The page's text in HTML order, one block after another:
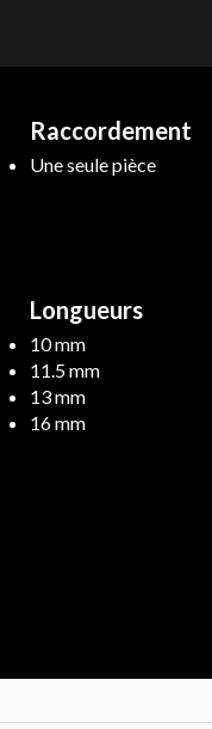
Raccordement
Une seule pièce
Longueurs
10 mm
11.5 mm
13 mm
16 mm